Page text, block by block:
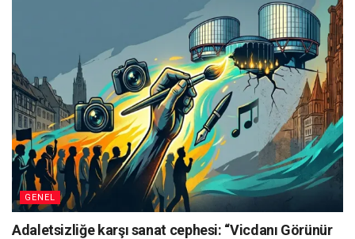
GENEL
Adaletsizliğe karşı sanat cephesi: “Vicdanı Görünür